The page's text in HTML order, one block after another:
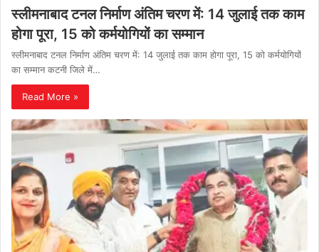
स्लीमनाबाद टनल निर्माण अंतिम चरण में: 14 जुलाई तक काम
होगा पूरा, 15 को कर्मयोगियों का सम्मान
स्लीमनाबाद टनल निर्माण अंतिम चरण में: 14 जुलाई तक काम होगा पूरा, 15 को कर्मयोगियों
का सम्मान कटनी जिले में…
Read More »